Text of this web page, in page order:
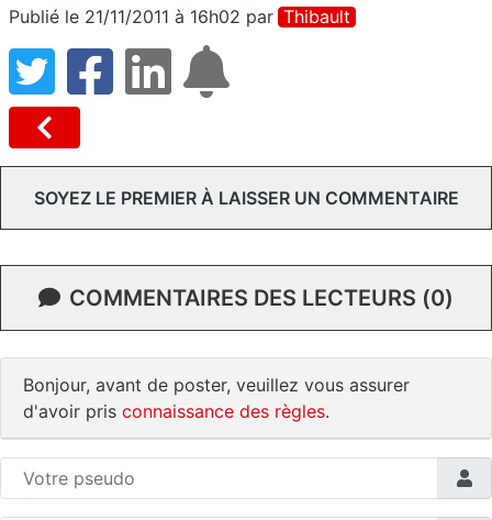
Publié le 21/11/2011 à 16h02 par Thibault
SOYEZ LE PREMIER À LAISSER UN COMMENTAIRE
COMMENTAIRES DES LECTEURS (0)
Bonjour, avant de poster, veuillez vous assurer
d'avoir pris connaissance des règles.